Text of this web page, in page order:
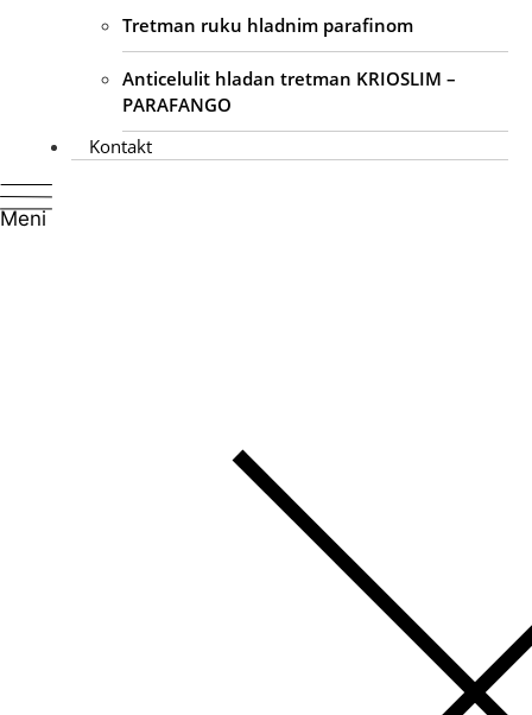
Tretman ruku hladnim parafinom
Anticelulit hladan tretman KRIOSLIM –
PARAFANGO
Kontakt